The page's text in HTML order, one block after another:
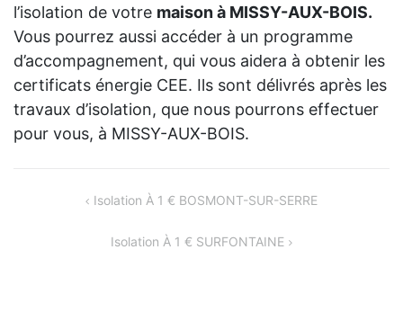
l’isolation de votre maison à MISSY-AUX-BOIS.
Vous pourrez aussi accéder à un programme
d’accompagnement, qui vous aidera à obtenir les
certificats énergie CEE. Ils sont délivrés après les
travaux d’isolation, que nous pourrons effectuer
pour vous, à MISSY-AUX-BOIS.
NAVIGATIONIsolation À 1 € BOSMONT-SUR-SERRE
Isolation À 1 € SURFONTAINE